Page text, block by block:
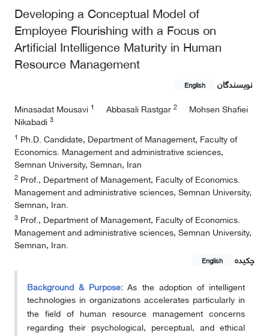
Developing a Conceptual Model of
Employee Flourishing with a Focus on
Artificial Intelligence Maturity in Human
Resource Management
نویسندگان English
Minasadat Mousavi 1 Abbasali Rastgar 2
Mohsen Shafiei
Nikabadi 3
1 Ph.D. Candidate, Department of Management, Faculty of
Economics. Management and administrative sciences,
Semnan University, Semnan, Iran
2 Prof., Department of Management, Faculty of Economics.
Management and administrative sciences, Semnan University,
Semnan, Iran.
3 Prof., Department of Management, Faculty of Economics.
Management and administrative sciences, Semnan University,
Semnan, Iran.
چکیده
English
Background & Purpose: As the adoption of intelligent
technologies in organizations accelerates particularly in
the field of human resource management concerns
regarding their psychological, perceptual, and ethical